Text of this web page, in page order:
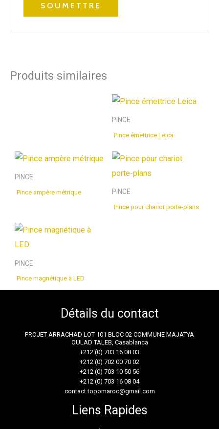
Produits similaires
PINCE
Pince émettrice Leica
PINCE
Pince ampère métrique PINCE
Pince pour chariot porte-plans
PINCE
Pince magnétique à LED
Détails du contact
PROJET ARRACHAD LOT 101 BLOC 02 COMMUNE MAJATYA
OULAD TALEB, Casablanca
+212 (0) 703 16 08 03
+212 (0) 702 00 70 02
+212 (0) 703 10 50 56
+212 (0) 703 16 08 04
contact.topomaroc@gmail.com
Liens Rapides